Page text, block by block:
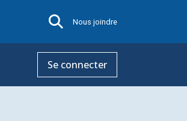
Nous joindre
Se connecter